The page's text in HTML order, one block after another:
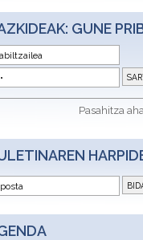
GUNE
Pasahitza